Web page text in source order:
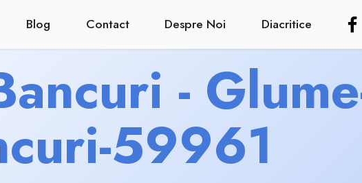
Blog Contact Despre Noi Diacritice
-
59961